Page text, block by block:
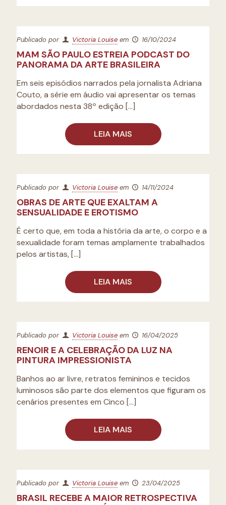
Publicado por Victoria Louise em 16/10/2024
MAM SÃO PAULO ESTREIA PODCAST DO
PANORAMA DA ARTE BRASILEIRA
Em seis episódios narrados pela jornalista Adriana
Couto, a série em áudio vai apresentar os temas
abordados nesta 38º edição […]
LEIA MAIS
Publicado por Victoria Louise em 14/11/2024
OBRAS DE ARTE QUE EXALTAM A
SENSUALIDADE E EROTISMO
É certo que, em toda a história da arte, o corpo e a
sexualidade foram temas amplamente trabalhados
pelos artistas, […]
LEIA MAIS
Publicado por Victoria Louise em 16/04/2025
RENOIR E A CELEBRAÇÃO DA LUZ NA
PINTURA IMPRESSIONISTA
Banhos ao ar livre, retratos femininos e tecidos
luminosos são parte dos elementos que figuram os
cenários presentes em Cinco […]
LEIA MAIS
Publicado por Victoria Louise em 23/04/2025
BRASIL RECEBE A MAIOR RETROSPECTIVA